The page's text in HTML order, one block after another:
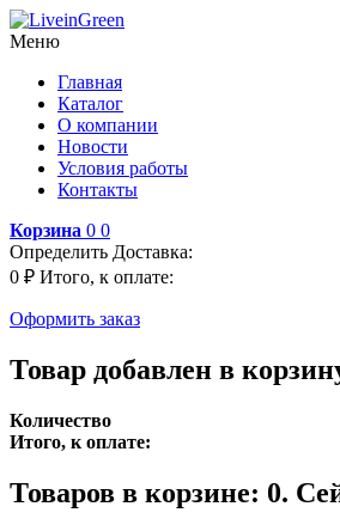
Меню
Главная
Каталог
О компании
Новости
Условия работы
Контакты
Корзина 0 0
Определить Доставка:
0 ₽ Итого, к оплате:
Оформить заказ
Товар добавлен в
Количество
Итого, к оплате:
Товаров в корзине: 0.